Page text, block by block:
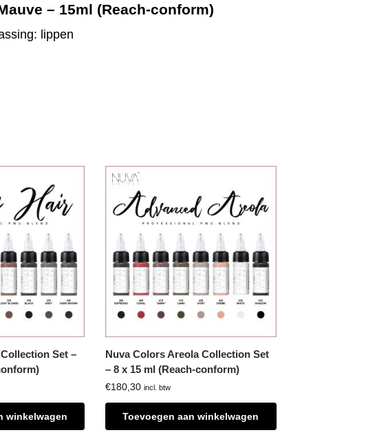
– 15ml (Reach-conform)
lippen
Set –
winkelwagen
Nuva Colors Areola Collection Set
– 8 x 15 ml (Reach-conform)
€180,30 incl. btw
Toevoegen aan winkelwagen